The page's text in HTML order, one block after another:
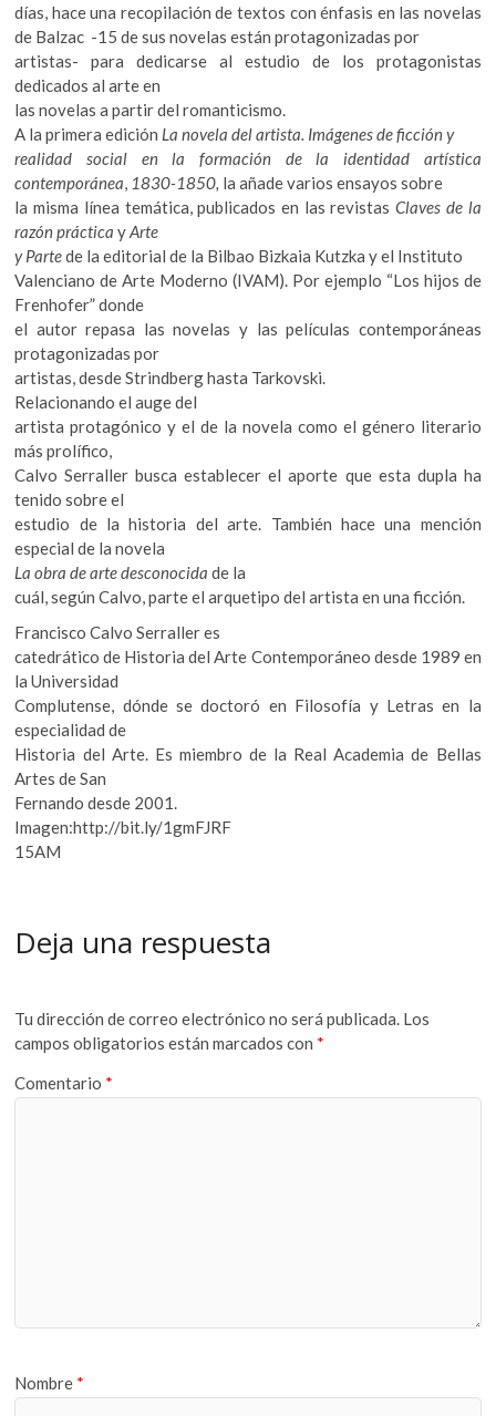
días, hace una recopilación de textos con énfasis en las novelas
de Balzac -15 de sus novelas están protagonizadas por
artistas- para dedicarse al estudio de los protagonistas
dedicados al arte en
las novelas a partir del romanticismo.
A la primera edición La novela del artista. Imágenes de ficción y
realidad social en la formación de la identidad artística
contemporánea, 1830-1850, la añade varios ensayos sobre
la misma línea temática, publicados en las revistasClaves de la
razón práctica yArte
y Partede la editorial de la Bilbao Bizkaia Kutzka y el Instituto
Valenciano de Arte Moderno (IVAM). Por ejemplo “Los hijos de
Frenhofer” donde
el autor repasa las novelas y las películas contemporáneas
protagonizadas por
artistas, desde Strindberg hasta Tarkovski.
Relacionando el auge del
artista protagónico y el de la novela como el género literario
más prolífico,
Calvo Serraller busca establecer el aporte que esta dupla ha
tenido sobre el
estudio de la historia del arte. También hace una mención
especial de la novela
La obra de arte desconocida de la
cuál, según Calvo, parte el arquetipo del artista en una ficción.
Francisco Calvo Serraller es
catedrático de Historia del Arte Contemporáneo desde 1989 en
la Universidad
Complutense, dónde se doctoró en Filosofía y Letras en la
especialidad de
Historia del Arte. Es miembro de la Real Academia de Bellas
Artes de San
Fernando desde 2001.
Imagen:http://bit.ly/1gmFJRF
15AM
Deja una respuesta
Tu dirección de correo electrónico no será publicada. Los
campos obligatorios están marcados con *
Comentario *
Nombre *